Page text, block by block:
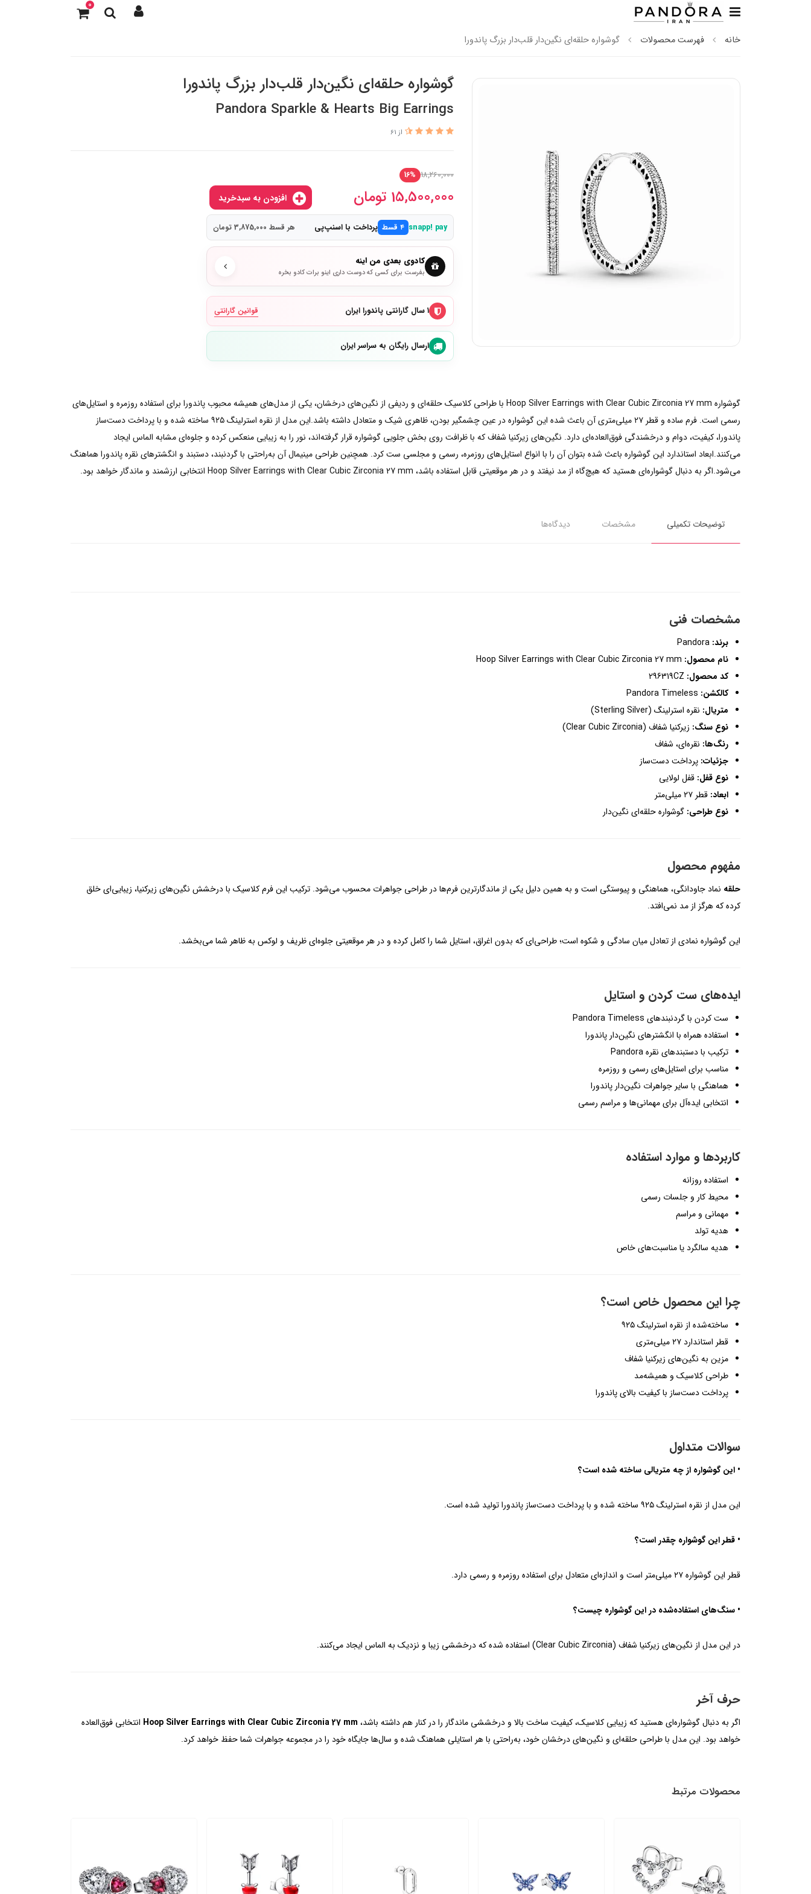
0
خانه فهرست محصولات گوشواره حلقه‌ای نگین‌دار قلب‌دار بزرگ پاندورا
گوشواره حلقه‌ای نگین‌دار قلب‌دار بزرگ پاندورا
Pandora Sparkle & Hearts Big Earrings
از 61
18,260,000
16%
15,500,000 تومان
snapp! pay ۴ قسط پرداخت با اسنپ‌پی هر قسط 3,875,000 تومان
کادوی بعدی من اینه
بفرست برای کسی که دوست داری اینو برات کادو بخره
۱ سال گارانتی پاندورا ایران قوانین گارانتی
ارسال رایگان به سراسر ایران
گوشواره Hoop Silver Earrings with Clear Cubic Zirconia 27 mm با طراحی کلاسیک حلقه‌ای و ردیفی از نگین‌های درخشان، یکی از مدل‌های همیشه محبوب پاندورا برای استفاده روزمره و استایل‌های
رسمی است. فرم ساده و قطر ۲۷ میلی‌متری آن باعث شده این گوشواره در عین چشمگیر بودن، ظاهری شیک و متعادل داشته باشد.این مدل از نقره استرلینگ ۹۲۵ ساخته شده و با پرداخت دست‌ساز
پاندورا، کیفیت، دوام و درخشندگی فوق‌العاده‌ای دارد. نگین‌های زیرکنیا شفاف که با ظرافت روی بخش جلویی گوشواره قرار گرفته‌اند، نور را به زیبایی منعکس کرده و جلوه‌ای مشابه الماس ایجاد
می‌کنند.ابعاد استاندارد این گوشواره باعث شده بتوان آن را با انواع استایل‌های روزمره، رسمی و مجلسی ست کرد. همچنین طراحی مینیمال آن به‌راحتی با گردنبند، دستبند و انگشترهای نقره پاندورا هماهنگ
می‌شود.اگر به دنبال گوشواره‌ای هستید که هیچ‌گاه از مد نیفتد و در هر موقعیتی قابل استفاده باشد، Hoop Silver Earrings with Clear Cubic Zirconia 27 mm انتخابی ارزشمند و ماندگار خواهد بود.
توضیحات تکمیلی مشخصات دیدگاه‌ها
مشخصات فنی
برند:
نام محصول:
کد محصول:
کالکشن:
متریال: نقره استرلینگ (Sterling Silver)
نوع سنگ: زیرکنیا شفاف (Clear Cubic Zirconia)
رنگ‌ها: نقره‌ای، شفاف
جزئیات: پرداخت دست‌ساز
نوع قفل: قفل لولایی
ابعاد: قطر ۲۷ میلی‌متر
نوع طراحی: گوشواره حلقه‌ای نگین‌دار
مفهوم محصول
حلقه نماد جاودانگی، هماهنگی و پیوستگی است و به همین دلیل یکی از ماندگارترین فرم‌ها در طراحی جواهرات محسوب می‌شود. ترکیب این فرم کلاسیک با درخشش نگین‌های زیرکنیا، زیبایی‌ای خلق
کرده که هرگز از مد نمی‌افتد.
این گوشواره نمادی از تعادل میان سادگی و شکوه است؛ طراحی‌ای که بدون اغراق، استایل شما را کامل کرده و در هر موقعیتی جلوه‌ای ظریف و لوکس به ظاهر شما می‌بخشد.
ایده‌های ست کردن و استایل
ست کردن با گردنبندهای Pandora Timeless
استفاده همراه با انگشترهای نگین‌دار پاندورا
ترکیب با دستبندهای نقره Pandora
مناسب برای استایل‌های رسمی و روزمره
هماهنگی با سایر جواهرات نگین‌دار پاندورا
انتخابی ایده‌آل برای مهمانی‌ها و مراسم رسمی
کاربردها و موارد استفاده
استفاده روزانه
محیط کار و جلسات رسمی
مهمانی و مراسم
هدیه تولد
هدیه سالگرد یا مناسبت‌های خاص
چرا این محصول خاص است؟
ساخته‌شده از نقره استرلینگ ۹۲۵
قطر استاندارد ۲۷ میلی‌متری
مزین به نگین‌های زیرکنیا شفاف
طراحی کلاسیک و همیشه‌مد
پرداخت دست‌ساز با کیفیت بالای پاندورا
سوالات متداول
• این گوشواره از چه متریالی ساخته شده است؟
این مدل از نقره استرلینگ ۹۲۵ ساخته شده و با پرداخت دست‌ساز پاندورا تولید شده است.
• قطر این گوشواره چقدر است؟
قطر این گوشواره ۲۷ میلی‌متر است و اندازه‌ای متعادل برای استفاده روزمره و رسمی دارد.
• سنگ‌های استفاده‌شده در این گوشواره چیست؟
در این مدل از نگین‌های زیرکنیا شفاف (Clear Cubic Zirconia) استفاده شده که درخششی زیبا و نزدیک به الماس ایجاد می‌کنند.
حرف آخر
اگر به دنبال گوشواره‌ای هستید که زیبایی کلاسیک، کیفیت ساخت بالا و درخششی ماندگار را در کنار هم داشته باشد، Hoop Silver Earrings with Clear Cubic Zirconia 27 mm انتخابی فوق‌العاده
خواهد بود. این مدل با طراحی حلقه‌ای و نگین‌های درخشان خود، به‌راحتی با هر استایلی هماهنگ شده و سال‌ها جایگاه خود را در مجموعه جواهرات شما حفظ خواهد کرد.
محصولات مرتبط